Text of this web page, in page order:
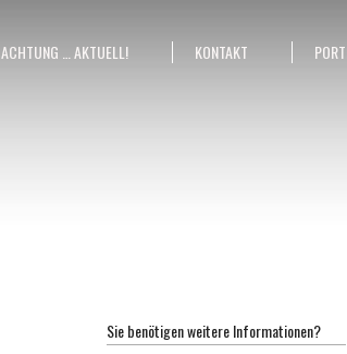
ACHTUNG … AKTUELL! KONTAKT
Sie benötigen weitere Informationen?